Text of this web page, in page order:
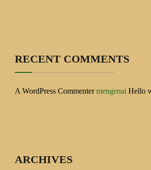
RECENT COMMENTS
A WordPress Commentermengenai Hello
ARCHIVES